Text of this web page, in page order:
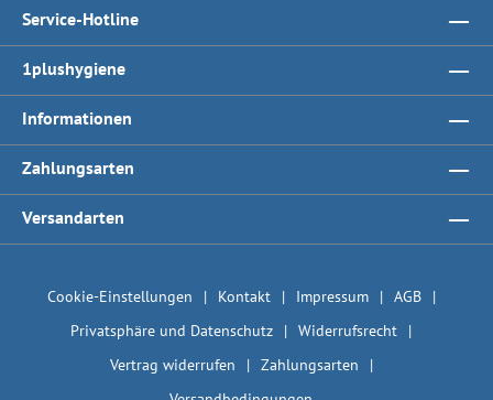
Service-Hotline
1plushygiene
Informationen
Zahlungsarten
Versandarten
Cookie-Einstellungen Kontakt Impressum
AGB
Privatsphäre und Datenschutz
Widerrufsrecht
Vertrag widerrufen
Zahlungsarten